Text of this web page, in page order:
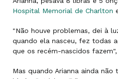
Hospital Memorial de Charlton
"Não houve problemas, dei à
quando ela nasceu, fez todas
que os recém-nascidos
Mas quando Arianna ainda não